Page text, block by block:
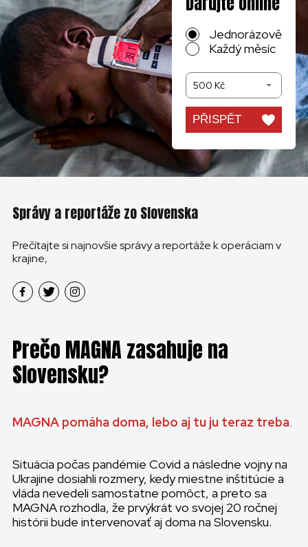
Jednorázově
Každý měsíc
500 Kč
PŘISPĚT
Správy a reportáže zo Slovenska
Prečítajte si najnovšie správy a reportáže k operáciam v
krajine,
Prečo MAGNA zasahuje na
Slovensku?
MAGNA pomáha doma, lebo aj tu ju teraz treba.
Situácia počas pandémie Covid a následne vojny na
Ukrajine dosiahli rozmery, kedy miestne inštitúcie a
vláda nevedeli samostatne pomôct, a preto sa
MAGNA rozhodla, že prvýkrát vo svojej 20 ročnej
histórii bude intervenovať aj doma na Slovensku.